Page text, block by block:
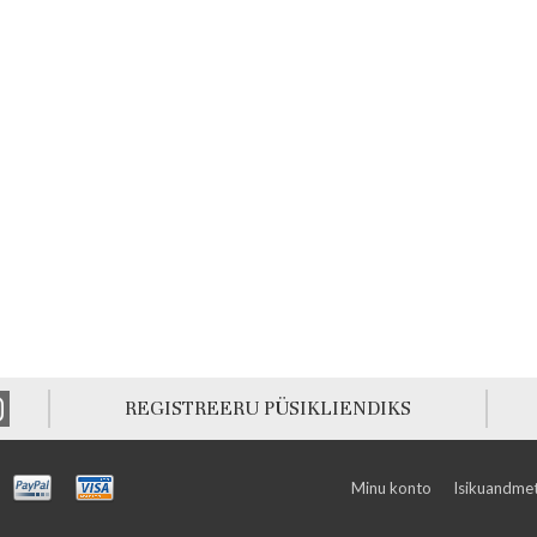
REGISTREERU PÜSIKLIENDIKS
Minu konto